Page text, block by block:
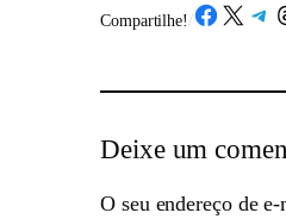
Compartilhe!/Share on Facebook
Share on X Share
Deixe um
O seu endereço de